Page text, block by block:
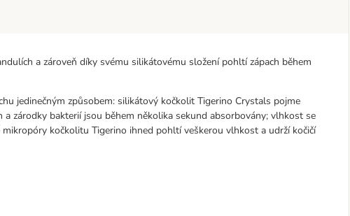
a zároveň díky svému silikátovému složení pohltí zápach během
jedinečným způsobem: silikátový kočkolit Tigerino Crystals pojme
zárodky bakterií jsou během několika sekund absorbovány; vlhkost se
kočkolitu Tigerino ihned pohltí veškerou vlhkost a udrží kočičí